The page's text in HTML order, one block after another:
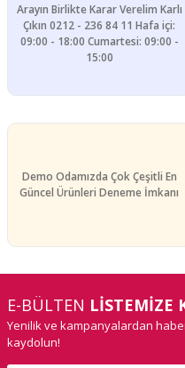
Arayın Birlikte Karar Verelim Karlı
Çıkın 0212 - 236 84 11 Hafa içi:
09:00 - 18:00 Cumartesi: 09:00 -
15:00
Demo Odamızda Çok Çeşitli En
Güncel Ürünleri Deneme İmkanı
E-BÜLTEN LİSTEMİZE
Yenilik ve kampanyalardan
kaydolun!